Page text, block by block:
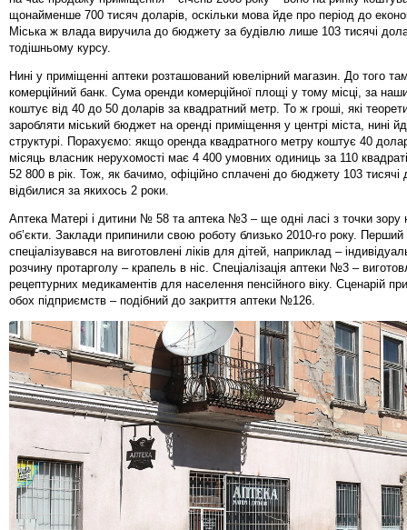
щонайменше 700 тисяч доларів, оскільки мова йде про період до
Міська ж влада виручила до бюджету за будівлю лише 103 тисячі
тодішньому курсу.
Нині у приміщенні аптеки розташований ювелірний магазин. До того
комерційний банк. Сума оренди комерційної площі у тому місці, за
коштує від 40 до 50 доларів за квадратний метр. То ж гроші, які
заробляти міський бюджет на оренді приміщення у центрі міста, нині
структурі. Порахуємо: якщо оренда квадратного метру коштує 40
місяць власник нерухомості має 4 400 умовних одиниць за 110
52 800 в рік. Тож, як бачимо, офіційно сплачені до бюджету 103 тисячі
відбилися за якихось 2 роки.
Аптека Матері і дитини № 58 та аптека №3 – ще одні ласі з точки зору
об’єкти. Заклади припинили свою роботу близько 2010-го року. Перший
спеціалізувався на виготовлені ліків для дітей, наприклад –
розчину протарголу – крапель в ніс. Спеціалізація аптеки №3 –
рецептурних медикаментів для населення пенсійного віку. Сценарій
обох підприємств – подібний до закриття аптеки №126.